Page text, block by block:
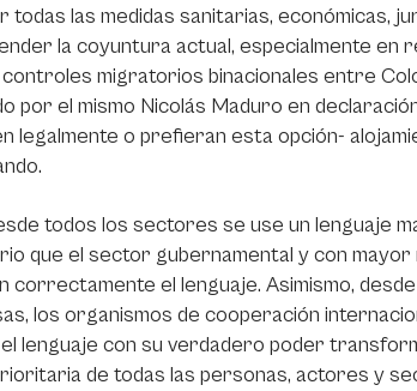
todas las medidas sanitarias, económicas,
la coyuntura actual, especialmente
migratorios binacionales entre
por el mismo Nicolás Maduro en
legalmente o prefieran esta opción-
todos los sectores se use un lenguaje
que el sector gubernamental y con
correctamente el lenguaje. Asimismo,
los organismos de cooperación
lenguaje con su verdadero poder
de todas las personas, actores y